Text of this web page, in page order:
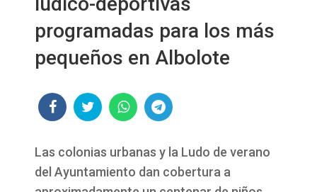
programadas para los más
pequeños en Albolote
Las colonias urbanas y la Ludo de verano
del Ayuntamiento dan cobertura a